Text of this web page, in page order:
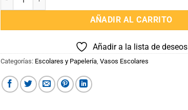
AÑADIR AL CARRITO
Añadir a la lista de deseos
Categorías: Escolares y Papelería, Vasos Escolares